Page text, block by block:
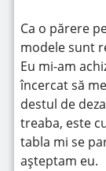
Ca o părere
modele sunt
Eu mi-am
încercat să
destul de
treaba, este
tabla mi se
așteptam eu.